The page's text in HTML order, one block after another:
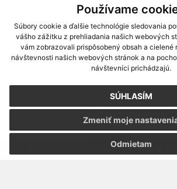
Používame
Súbory cookie a ďalšie technológie sledovania
vášho zážitku z prehliadania našich webových
vám zobrazovali prispôsobený obsah a cielené
návštevnosti našich webových stránok a na
návštevníci prichádzajú.
SÚHLASÍM
Odmietam
Zmeniť moje
využite možnosť získavania aktuálnych
CMS systém (redakčný) systém ECHELON 2,
webex.digital, s.r.o.,domény,
Posledná aktualizácia:
Vytlačiť stránku|Vyhlásenie o